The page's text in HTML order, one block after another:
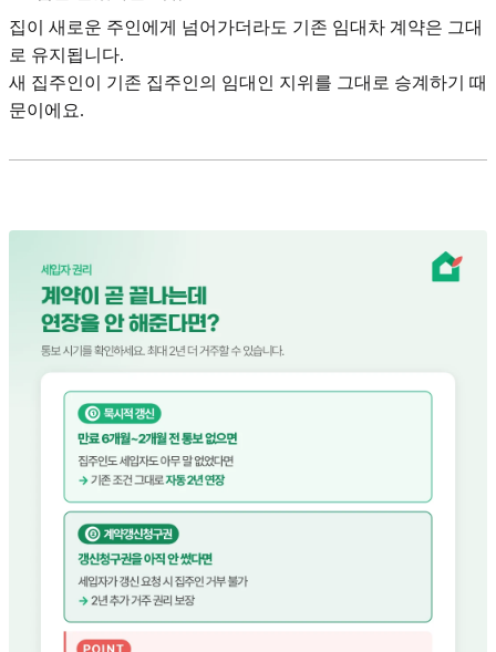
집이 새로운 주인에게 넘어가더라도 기존 임대차 계약은 그대
로 유지됩니다.
새 집주인이 기존 집주인의 임대인 지위를 그대로 승계하기 때
문이에요.